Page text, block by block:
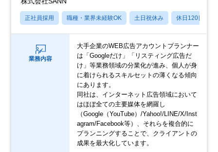
正社員採用 職種・業界未経験OK 土日祝休み 休日120日以上
業務内容
大手企業のWEB広告アカウントプランナー
は「Googleだけ」「リスティング広告だ
け」等業務領域の分業化が進み、個人が身
に着けられるスキルセットの薄くなる傾向
にあります。
同社は、インターネット広告領域において
はほぼ全ての主要媒体を網羅し
（Google（YouTube）/Yahoo!/LINE/X/Inst
agram/Facebook等）、それらを複合的に
プランニングすることで、クライアントの
成果を最大化しています。